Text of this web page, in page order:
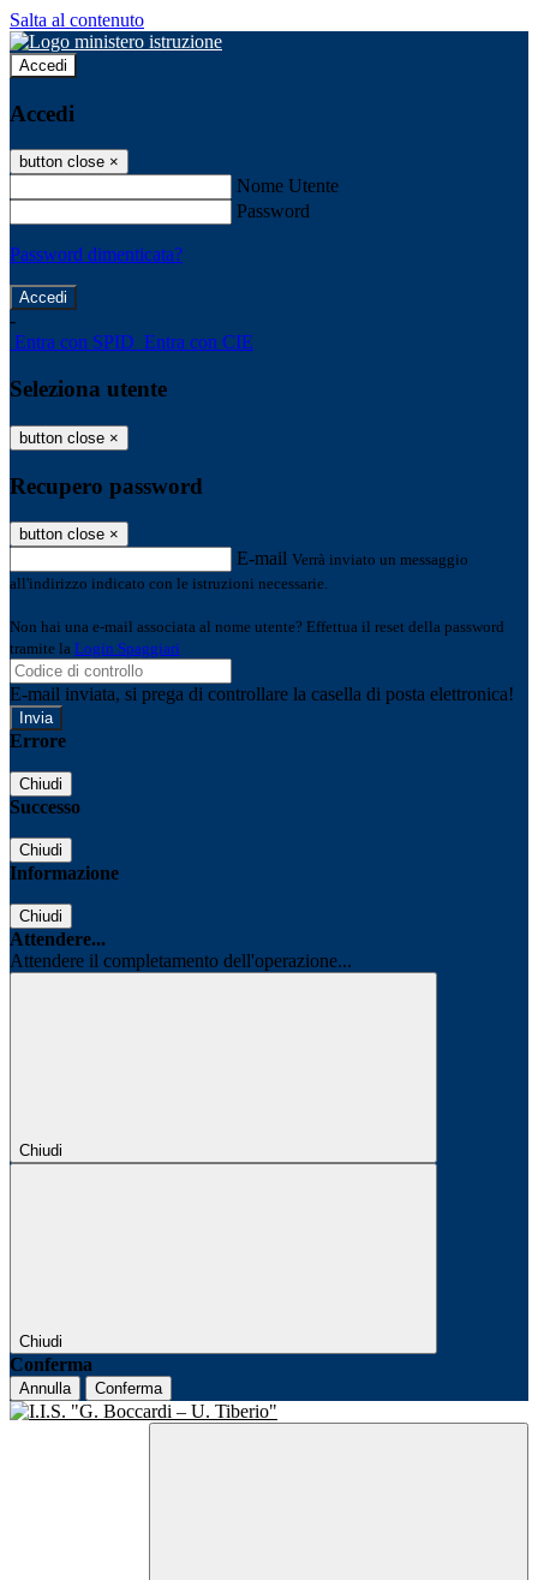
Salta al contenuto
Accedi
Accedi
button close ×
Nome Utente
Password
Password dimenticata?
-
Entra con SPID Entra con CIE
Seleziona utente
button close ×
Recupero password
button close ×
E-mail Verrà inviato un messaggio
all'indirizzo indicato con le istruzioni necessarie.
Non hai una e-mail associata al nome utente? Effettua il reset della password
tramite la Login Spaggiari
E-mail inviata, si prega di controllare la casella di posta elettronica!
Errore
Chiudi
Successo
Chiudi
Informazione
Chiudi
Attendere...
Attendere il completamento dell'operazione...
Chiudi
Chiudi
Conferma
Annulla Conferma